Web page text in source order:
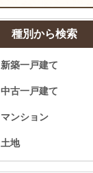
種別から検索
新築一戸建て
中古一戸建て
マンション
土地